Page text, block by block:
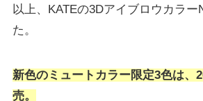
以上、KATEの3Dアイブロウカラー
た。
新色のミュートカラー限定3色は、
売。